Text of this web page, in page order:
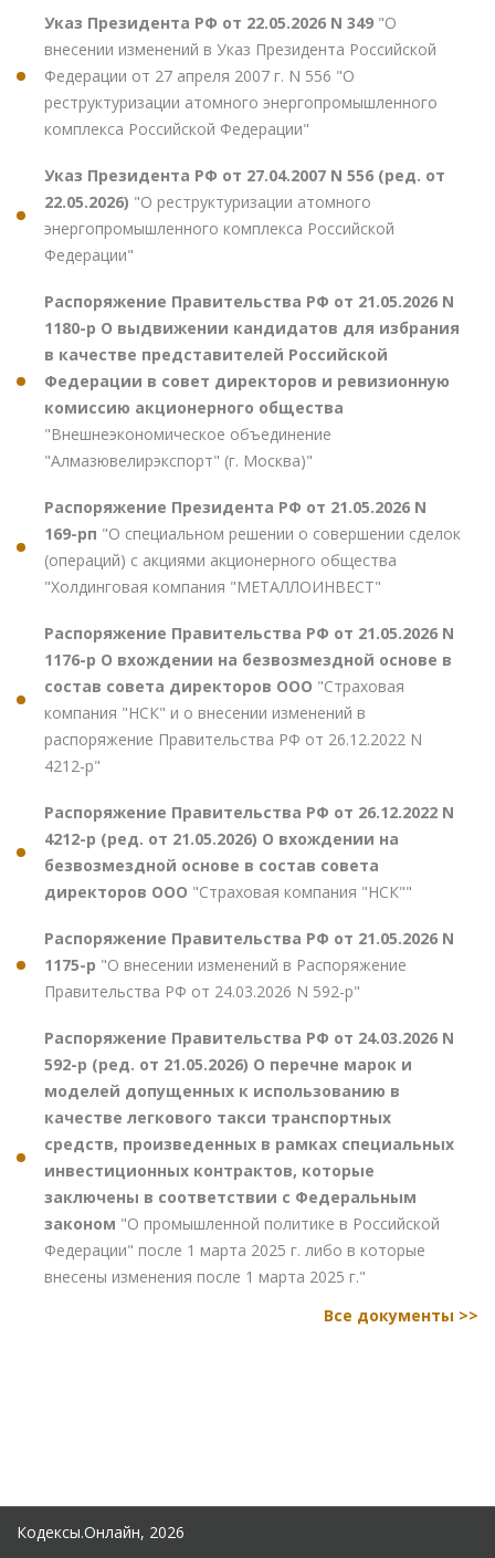
Указ Президента РФ от 22.05.2026 N 349 "О
внесении изменений в Указ Президента Российской
Федерации от 27 апреля 2007 г. N 556 "О
реструктуризации атомного энергопромышленного
комплекса Российской Федерации"
Указ Президента РФ от 27.04.2007 N 556 (ред. от
22.05.2026) "О реструктуризации атомного
энергопромышленного комплекса Российской
Федерации"
Распоряжение Правительства РФ от 21.05.2026 N
1180-р О выдвижении кандидатов для избрания
в качестве представителей Российской
Федерации в совет директоров и ревизионную
комиссию акционерного общества
"Внешнеэкономическое объединение
"Алмазювелирэкспорт" (г. Москва)"
Распоряжение Президента РФ от 21.05.2026 N
169-рп "О специальном решении о совершении сделок
(операций) с акциями акционерного общества
"Холдинговая компания "МЕТАЛЛОИНВЕСТ"
Распоряжение Правительства РФ от 21.05.2026 N
1176-р О вхождении на безвозмездной основе в
состав совета директоров ООО "Страховая
компания "НСК" и о внесении изменений в
распоряжение Правительства РФ от 26.12.2022 N
4212-р"
Распоряжение Правительства РФ от 26.12.2022 N
4212-р (ред. от 21.05.2026) О вхождении на
безвозмездной основе в состав совета
директоров ООО "Страховая компания "НСК""
Распоряжение Правительства РФ от 21.05.2026 N
1175-р "О внесении изменений в Распоряжение
Правительства РФ от 24.03.2026 N 592-р"
Распоряжение Правительства РФ от 24.03.2026 N
592-р (ред. от 21.05.2026) О перечне марок и
моделей допущенных к использованию в
качестве легкового такси транспортных
средств, произведенных в рамках специальных
инвестиционных контрактов, которые
заключены в соответствии с Федеральным
законом "О промышленной политике в Российской
Федерации" после 1 марта 2025 г. либо в которые
внесены изменения после 1 марта 2025 г."
Все документы >>
Кодексы.Онлайн, 2026